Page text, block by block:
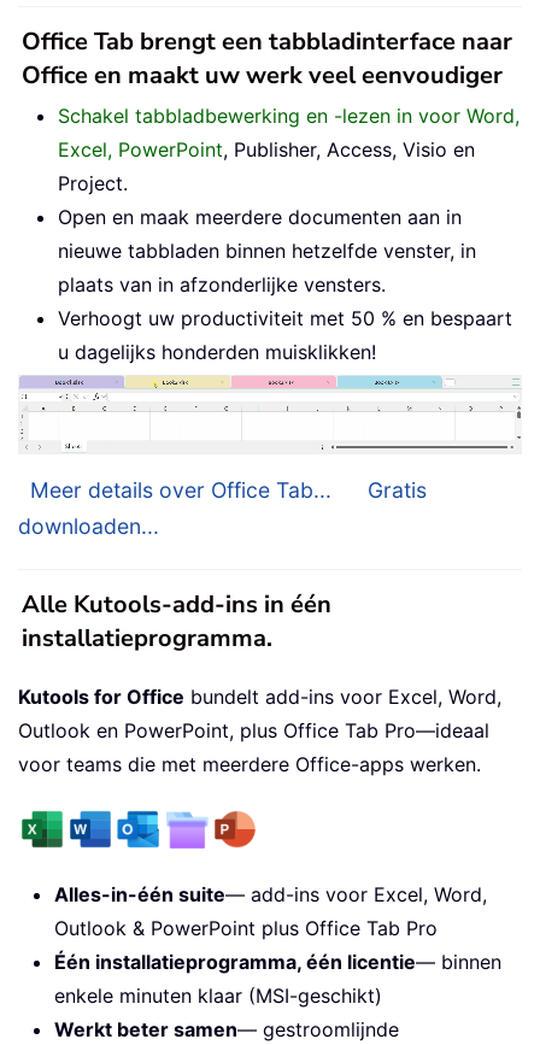
Office Tab brengt een tabbladinterface naar
Office en maakt uw werk veel eenvoudiger
Schakel tabbladbewerking en -lezen in voor Word,
Excel, PowerPoint, Publisher, Access, Visio en
Project.
Open en maak meerdere documenten aan in
nieuwe tabbladen binnen hetzelfde venster, in
plaats van in afzonderlijke vensters.
Verhoogt uw productiviteit met 50 % en bespaart
u dagelijks honderden muisklikken!
Meer details over Office Tab...
Gratis
downloaden...
Alle Kutools-add-ins in één
installatieprogramma.
Kutools for Office bundelt add-ins voor Excel, Word,
Outlook en PowerPoint, plus Office Tab Pro—ideaal
voor teams die met meerdere Office-apps werken.
Alles-in-één suite— add-ins voor Excel, Word,
Outlook & PowerPoint plus Office Tab Pro
Één installatieprogramma, één licentie— binnen
enkele minuten klaar (MSI-geschikt)
Werkt beter samen— gestroomlijnde